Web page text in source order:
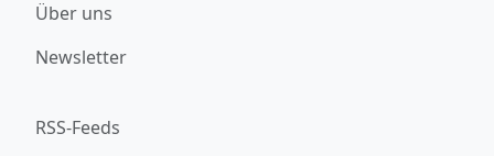
Über uns
Newsletter
RSS-Feeds